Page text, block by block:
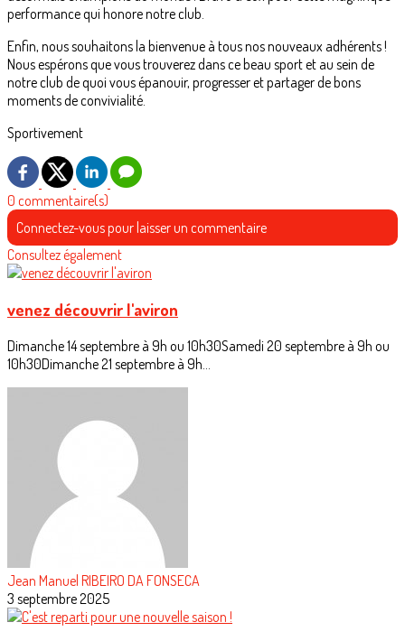
performance qui honore notre club.
Enfin, nous souhaitons la bienvenue à tous nos nouveaux adhérents !
Nous espérons que vous trouverez dans ce beau sport et au sein de
notre club de quoi vous épanouir, progresser et partager de bons
moments de convivialité.
Sportivement
0 commentaire(s)
Connectez-vous pour laisser un commentaire
Consultez également
venez découvrir l'aviron
Dimanche 14 septembre à 9h ou 10h30Samedi 20 septembre à 9h ou
10h30Dimanche 21 septembre à 9h...
Jean Manuel RIBEIRO DA FONSECA
3 septembre 2025